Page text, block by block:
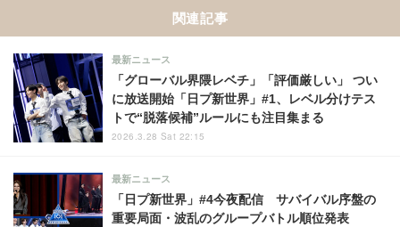
関連記事
「グローバル界隈レベチ」「評価厳しい」 つい
に放送開始「日プ新世界」#1、レベル分けテス
トで“脱落候補”ルールにも注目集まる
最新ニュース
2026.3.28 Sat 22:15
「日プ新世界」#4今夜配信 サバイバル序盤の
重要局面・波乱のグループバトル順位発表
最新ニュース